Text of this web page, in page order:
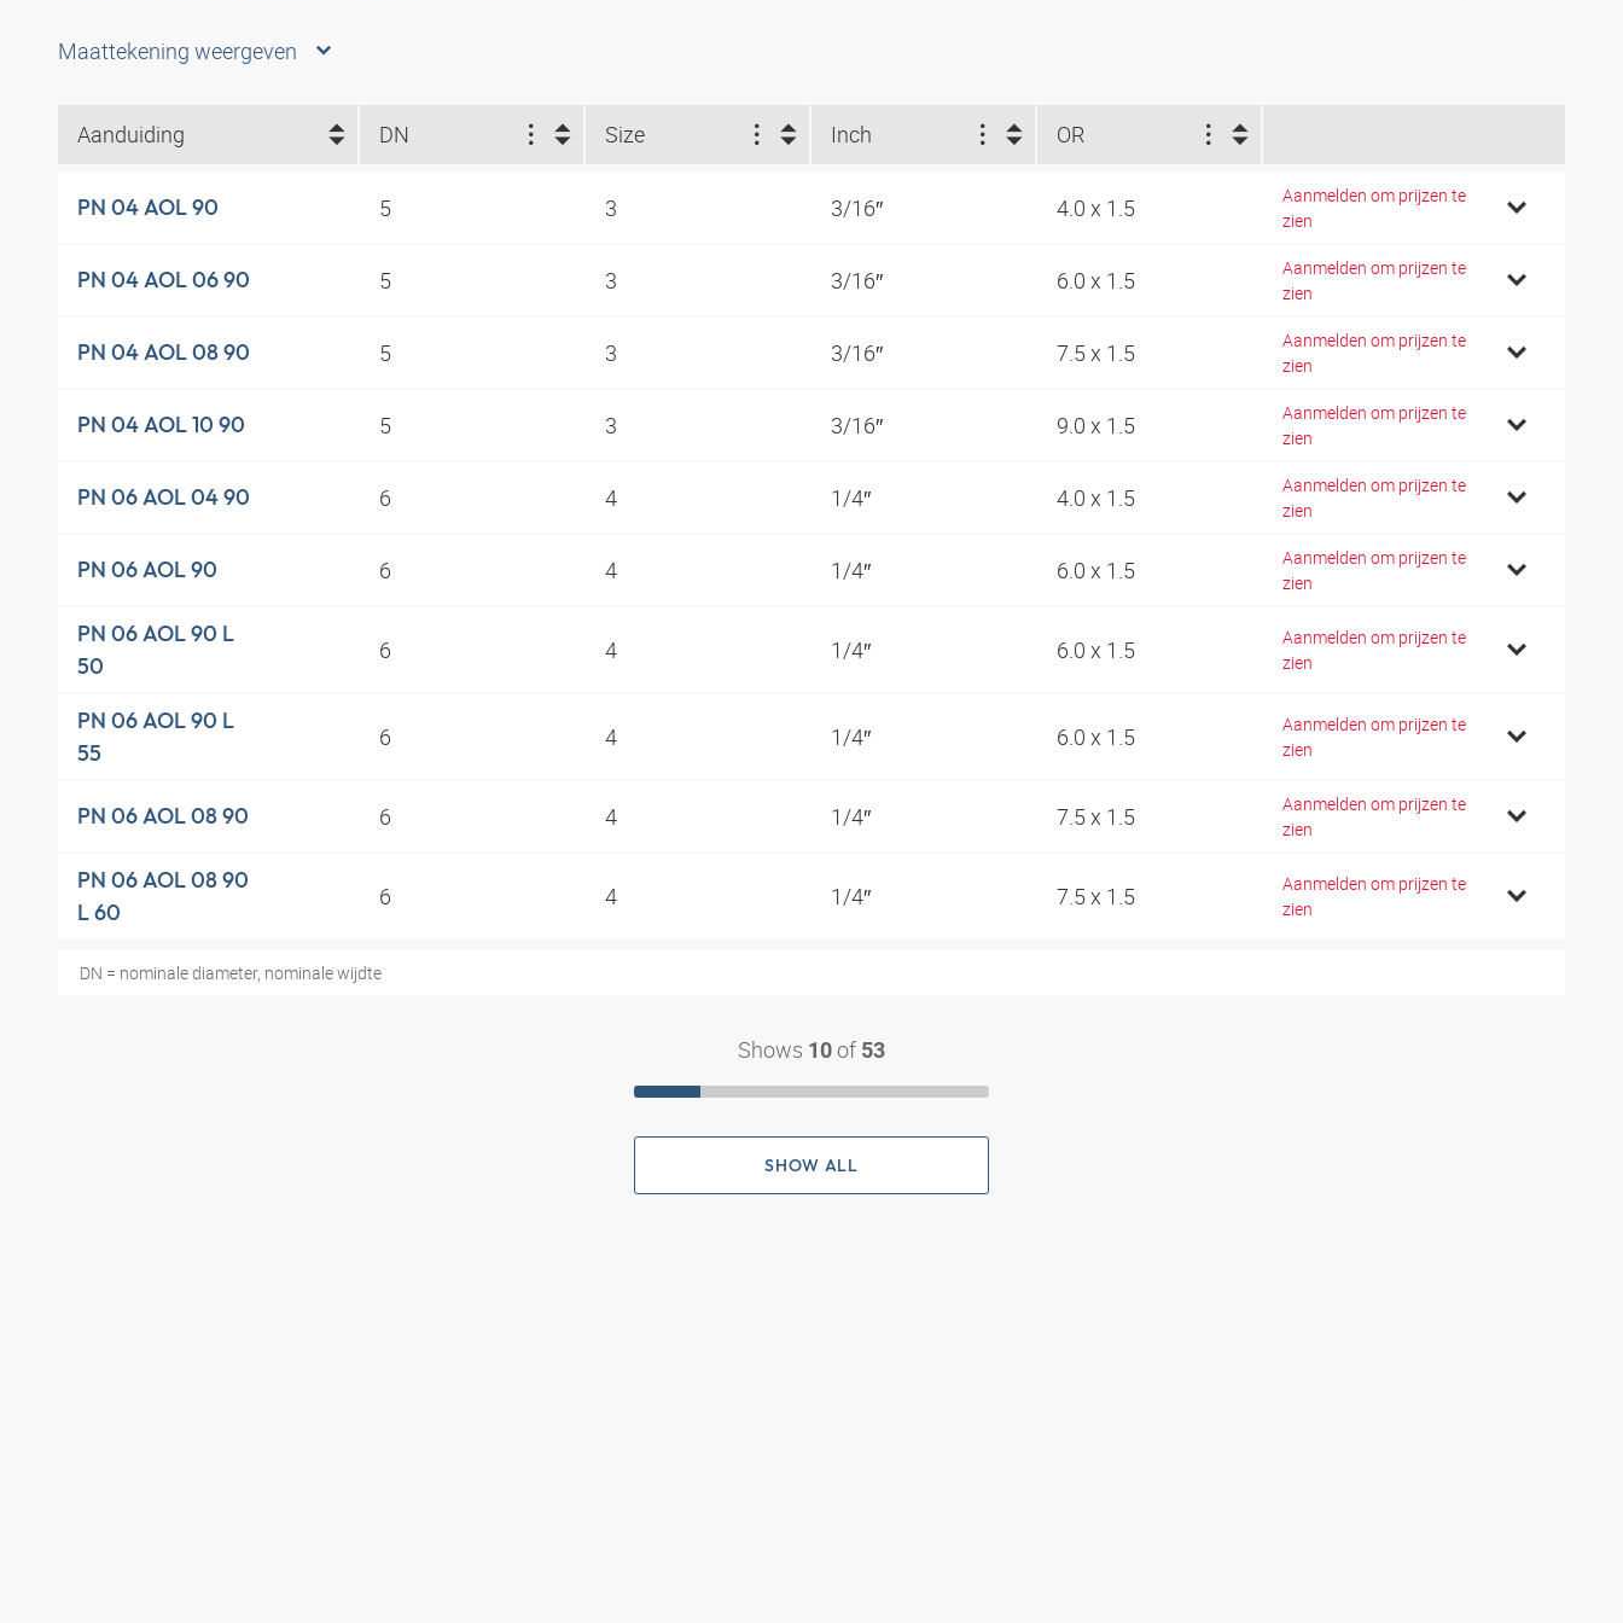
Maattekening weergeven
Aanduiding DN Size Inch OR
PN 04 AOL 90 5 3 3/16″ 4.0 x 1.5
Aanmelden om prijzen te
zien
PN 04 AOL 06 90 5 3 3/16″ 6.0 x 1.5
Aanmelden om prijzen te
zien
PN 04 AOL 08 90 5 3 3/16″ 7.5 x 1.5
Aanmelden om prijzen te
zien
PN 04 AOL 10 90 5 3 3/16″ 9.0 x 1.5
Aanmelden om prijzen te
zien
PN 06 AOL 04 90 6 4 1/4″ 4.0 x 1.5
Aanmelden om prijzen te
zien
PN 06 AOL 90 6 4 1/4″ 6.0 x 1.5
Aanmelden om prijzen te
zien
PN 06 AOL 90 L
50
6 4 1/4″ 6.0 x 1.5
Aanmelden om prijzen te
zien
PN 06 AOL 90 L
55
6 4 1/4″ 6.0 x 1.5
Aanmelden om prijzen te
zien
PN 06 AOL 08 90 6 4 1/4″ 7.5 x 1.5
Aanmelden om prijzen te
zien
PN 06 AOL 08 90
L 60
6 4 1/4″ 7.5 x 1.5
Aanmelden om prijzen te
zien
DN = nominale diameter, nominale wijdte
Shows 10 of 53
SHOW ALL